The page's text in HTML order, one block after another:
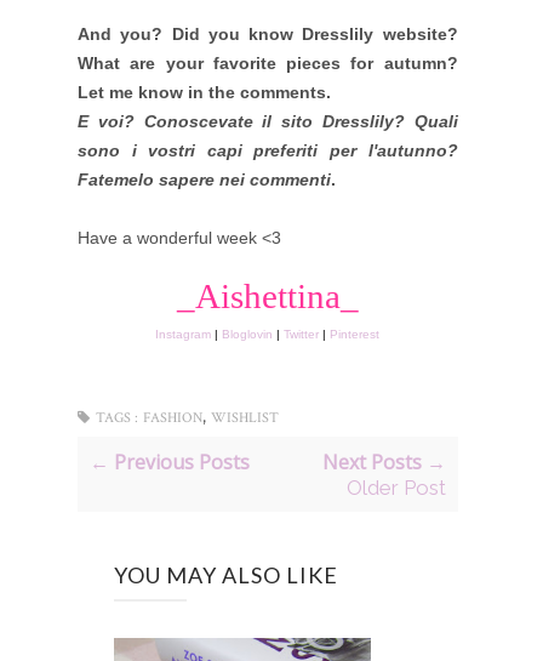
And you? Did you know Dresslily website?
What are your favorite pieces for autumn?
Let me know in the comments.
E voi? Conoscevate il sito Dresslily? Quali
sono i vostri capi preferiti per l'autunno?
Fatemelo sapere nei commenti.
Have a wonderful week <3
_Aishettina_
Instagram | Bloglovin |Twitter | Pinterest
TAGS : FASHION, WISHLIST
← Previous Posts Next Posts →
Older Post
YOU MAY ALSO LIKE